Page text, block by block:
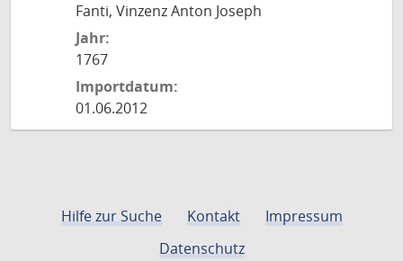
Fanti, Vinzenz Anton Joseph
Jahr:
1767
Importdatum:
01.06.2012
Hilfe zur Suche Kontakt
Impressum
Datenschutz